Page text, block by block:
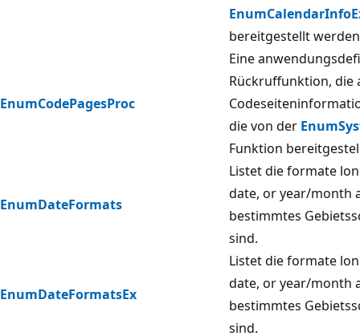
bereitgestellt
EnumCodePagesProc
Eine
Rückruffunktion, die
die von der
Funktion
EnumDateFormats
Listet die formate
date, or year/month
bestimmtes
sind.
EnumDateFormatsEx
Listet die formate
date, or year/month
bestimmtes
sind.